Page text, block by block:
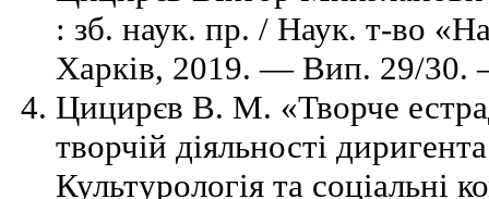
: зб. наук. пр. / Наук. т-во
Харків, 2019. — Вип. 29/30.
Цицирєв В. М. «Творче
творчій діяльності
Культурологія та соціальні